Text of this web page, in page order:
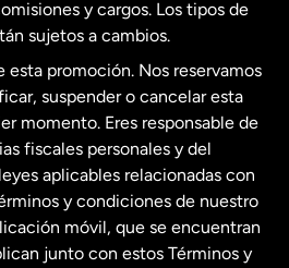
Español
y cargos. Los tipos de
sujetos a cambios.
esta promoción. Nos reservamos
suspender o cancelar esta
momento. Eres responsable de
fiscales personales y del
aplicables relacionadas con
y condiciones de nuestro
móvil, que se encuentran
junto con estos Términos y